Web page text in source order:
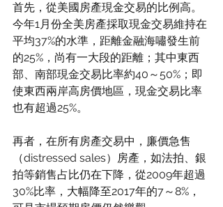
首先，從美國房產現金交易的比例高。
今年1月份全美房產採取現金交易維持在
平均37%的水準，距離金融海嘯發生前
的25%，尚有一大段的距離；其中東西
部、南部現金交易比率約40～50%；即
使東西兩岸高房價地區，現金交易比率
也有超過25%。
再者，在所有房產交易中，廉價急售
（distressed sales）房產，如法拍、銀
拍等銷售占比仍在下降，從2009年超過
30%比率，大幅降至2017年的7～8%，